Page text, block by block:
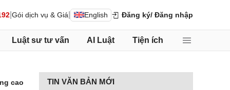
Gói dịch vụ & Giá English Đăng ký/ Đăng nhập
Luật sư tư vấn AI Luật Tiện ích
cao TIN VĂN BẢN MỚI